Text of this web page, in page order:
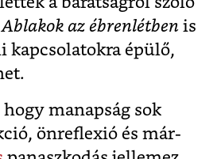
Ablakok az ébrenlétben is
kapcsolatokra épülő,
manapság sok
önreflexió és már-